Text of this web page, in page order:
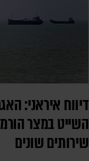
דיווח איראני:
השייט במצר
שירותים שונים